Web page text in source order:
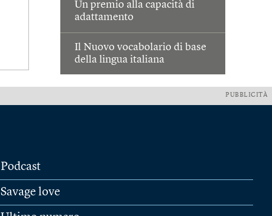
Un premio alla capacità di
adattamento
Il Nuovo vocabolario di base
della lingua italiana
PUBBLICITÀ
Podcast
Savage love